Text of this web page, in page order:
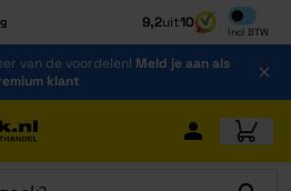
9,2uit10
Incl BTW
Inclusief
van de voordelen! Meld je aan als
klant